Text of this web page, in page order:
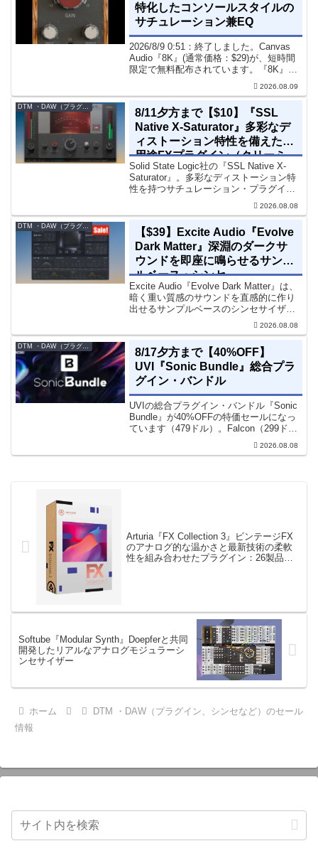
特化したコンソールスタイルの
サチュレーション兼EQ
2026/8/9 0:51：終了しました。Canvas
Audio『8K』(通常価格：$29)が、短時間
限定で無料配布されています。『8K』
は、手軽に高域の存在感とアナログ的な
質感をミックスに加えることができる
「8kHz」に特化したコンソー...
2026.08.09
DTM ・DAW（プラグイン、シンセなど）のセール情報
8/11夕方まで【$10】『SSL
Native X-Saturator』多彩なデ
ィストーション特性を備えた多
用途FXプラグイン（クリーミ
ィ＆ウォームなサウンド）
Solid State Logic社の『SSL Native X-
Saturator』。多彩なディストーション特
性を持つサチュレーション・プラグイン
です。音楽制作者、エンジニアの間でも
評価の高い製品です。競合するサチュレ
2026.08.08
DTM ・DAW（プラグイン、シンセなど）のセール情報
【$39】Excite Audio『Evolve
Dark Matter』深淵のダークサ
ウンドを即座に鳴らせるサンプ
ルベース・シンセ
Excite Audio『Evolve Dark Matter』は、
暗く重い質感のサウンドを直感的に作り
出せるサンプルベースのシンセサイザー
です。ダークD&Bやアトモスフェリッ
ク・テクノ、シネマティック作品に適し
2026.08.08
8/17夕方まで【40%OFF】
UVI『Sonic Bundle』総合プラ
グイン・バンドル
UVIの総合プラグイン・バンドル『Sonic
Bundle』が40%OFFの特価セールになっ
ています（479ドル）。Falcon（299ド
ル）も入っています。UVI Sonic Bundle
Sale - 40% OFF＊セール終了予定日：...
2026.08.08
Arturia『FX Collection 3』ビンテージFX
のアナログ的な温かさと最新技術の柔軟
性を組み合わせたプラグイン：26製品バ
Softube『Modular Synth』Doepferと共同
開発したリアルなアナログモジュラーシ
ンセサイザー
ホーム
DTM ・DAW（プラグイン、シンセなど）のセール
情報